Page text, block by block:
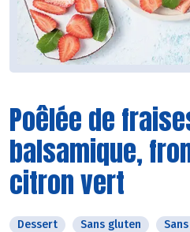
Poêlée de
balsamique,
citron vert
Dessert Sans gluten